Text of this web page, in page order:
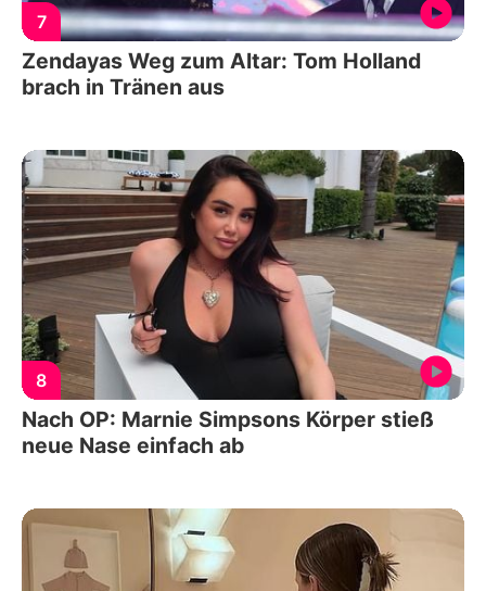
7
Zendayas Weg zum Altar: Tom Holland
brach in Tränen aus
8
Nach OP: Marnie Simpsons Körper stieß
neue Nase einfach ab